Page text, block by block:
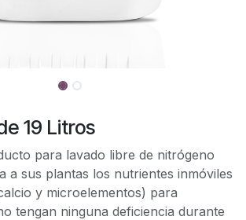
19 Litros
para lavado libre de nitrógeno
a sus plantas los nutrientes inmóviles
y microelementos) para
tengan ninguna deficiencia durante